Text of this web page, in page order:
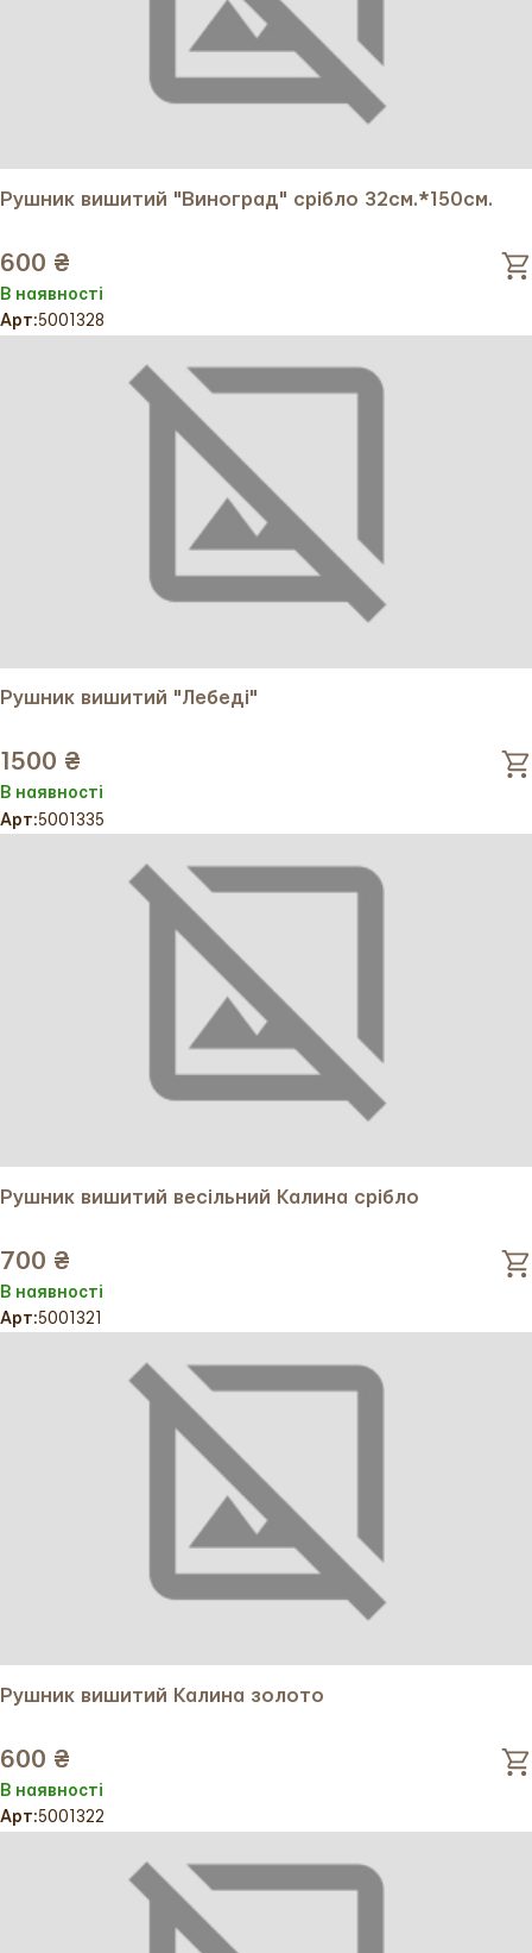
Рушник вишитий "Виноград" срібло 32см.*150см.
600 ₴
В наявності
Арт:5001328
Рушник вишитий "Лебеді"
1500 ₴
В наявності
Арт:5001335
Рушник вишитий весільний Калина срібло
700 ₴
В наявності
Арт:5001321
Рушник вишитий Калина золото
600 ₴
В наявності
Арт:5001322